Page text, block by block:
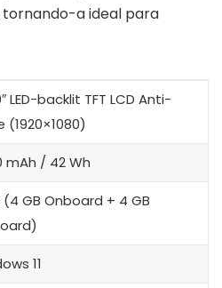
tornando-a ideal para
LED-backlit TFT LCD Anti-
(1920×1080)
mAh / 42 Wh
(4 GB Onboard + 4 GB
11